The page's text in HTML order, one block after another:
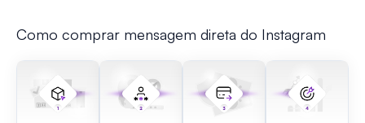
Como comprar mensagem direta do Instagram